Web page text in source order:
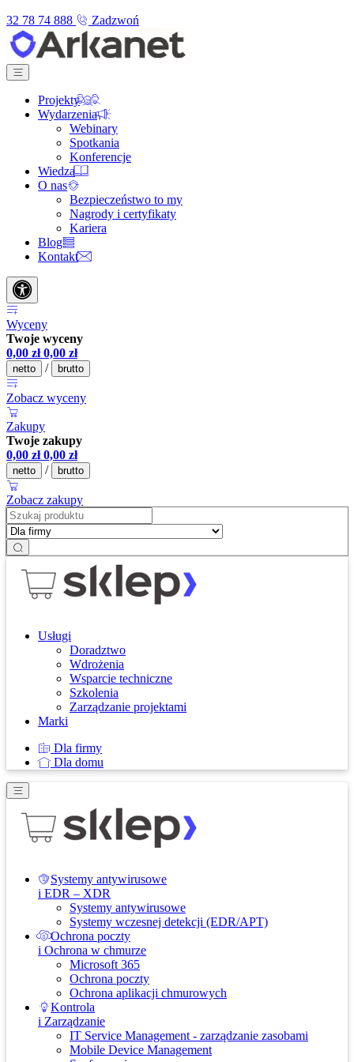
32 78 74 888
Zadzwoń
Projekty
Wydarzenia
Webinary
Spotkania
Konferencje
Wiedza
O nas
Bezpieczeństwo to my
Nagrody i certyfikaty
Kariera
Blog
Kontakt
Wyceny
Twoje wyceny
0,00 zł 0,00 zł
netto / brutto
Zobacz wyceny
Zakupy
Twoje zakupy
0,00 zł 0,00 zł
netto / brutto
Zobacz zakupy
Usługi
Doradztwo
Wdrożenia
Wsparcie techniczne
Szkolenia
Zarządzanie projektami
Marki
Dla firmy
Dla domu
Systemy antywirusowe
i EDR – XDR
Systemy antywirusowe
Systemy wczesnej detekcji (EDR/APT)
Ochrona poczty
i Ochrona w chmurze
Microsoft 365
Ochrona poczty
Ochrona aplikacji chmurowych
Kontrola
i Zarządzanie
IT Service Management - zarządzanie zasobami
Mobile Device Management